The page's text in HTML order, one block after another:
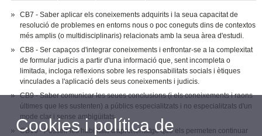
CB7 - Saber aplicar els coneixements adquirits i la seua capacitat de
resolució de problemes en entorns nous o poc coneguts dins de contextos
més amplis (o multidisciplinaris) relacionats amb la seua àrea d'estudi.
CB8 - Ser capaços d'integrar coneixements i enfrontar-se a la complexitat
de formular judicis a partir d'una informació que, sent incompleta o
limitada, incloga reflexions sobre les responsabilitats socials i ètiques
vinculades a l'aplicació dels seus coneixements i judicis.
CB9 - Saber comunicar les seues conclusions (i els coneixements i raons
últimes que les sustenten) a públics especialitzats i no especialitzats d'un
mode clar i sense ambigüitats
CB10 - Posseir les habilitats d'aprenentatge que els permeten continuar
Cookies i política de